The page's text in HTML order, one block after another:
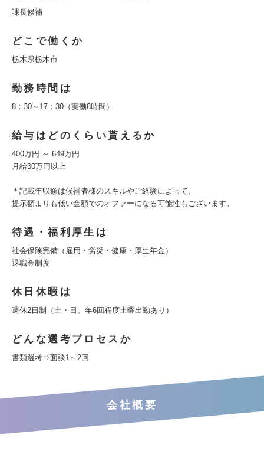
課長候補
どこで働くか
栃木県栃木市
勤務時間は
8：30～17：30（実働8時間）
給与はどのくらい貰えるか
400万円 ～ 649万円
月給30万円以上
＊記載年収額は候補者様のスキルやご経験によって、
提示額よりも低い金額でのオファーになる可能性もございます。
待遇・福利厚生は
社会保険完備（雇用・労災・健康・厚生年金）
退職金制度
休日休暇は
週休2日制（土・日、年6回程度土曜出勤あり）
どんな選考プロセスか
書類選考⇒面談1～2回
会社概要